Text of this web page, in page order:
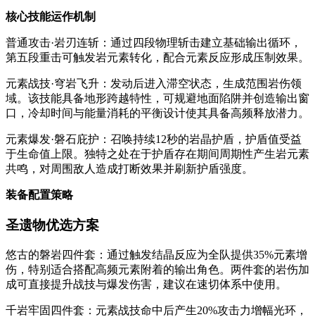
核心技能运作机制
普通攻击·岩刃连斩：通过四段物理斩击建立基础输出循环，
第五段重击可触发岩元素转化，配合元素反应形成压制效果。
元素战技·穹岩飞升：发动后进入滞空状态，生成范围岩伤领
域。该技能具备地形跨越特性，可规避地面陷阱并创造输出窗
口，冷却时间与能量消耗的平衡设计使其具备高频释放潜力。
元素爆发·磐石庇护：召唤持续12秒的岩晶护盾，护盾值受益
于生命值上限。独特之处在于护盾存在期间周期性产生岩元素
共鸣，对周围敌人造成打断效果并刷新护盾强度。
装备配置策略
圣遗物优选方案
悠古的磐岩四件套：通过触发结晶反应为全队提供35%元素增
伤，特别适合搭配高频元素附着的输出角色。两件套的岩伤加
成可直接提升战技与爆发伤害，建议在速切体系中使用。
千岩牢固四件套：元素战技命中后产生20%攻击力增幅光环，